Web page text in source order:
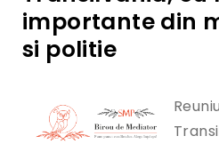
importante din
si politie